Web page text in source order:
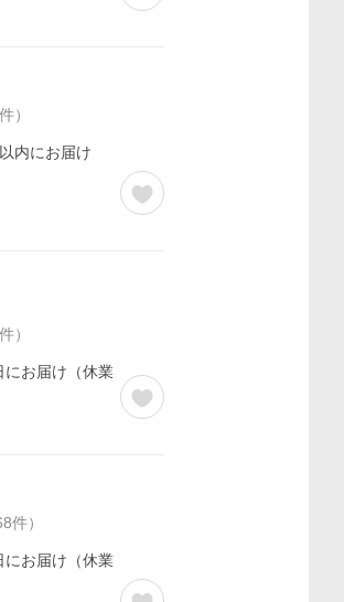
件）
内にお届け
件）
にお届け（休業
件）
にお届け（休業